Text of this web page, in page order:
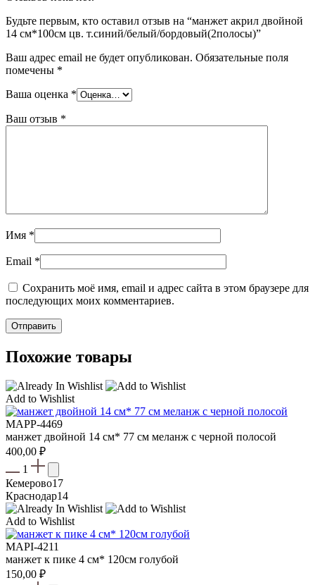
Будьте первым, кто оставил отзыв на “манжет акрил двойной
14 см*100см цв. т.синий/белый/бордовый(2полосы)”
Ваш адрес email не будет опубликован. Обязательные поля
помечены *
Ваша оценка *
Ваш отзыв *
Имя *
Email *
Сохранить моё имя, email и адрес сайта в этом браузере для
последующих моих комментариев.
Похожие товары
Add to Wishlist
MAPP-4469
манжет двойной 14 см* 77 см меланж с черной полосой
400,00 ₽
1
Кемерово17
Краснодар14
Add to Wishlist
MAPI-4211
манжет к пике 4 см* 120см голубой
150,00 ₽